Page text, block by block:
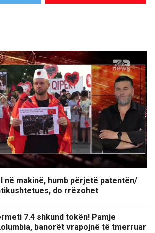
në makinë, humb përjetë patentën/
do rrëzohet
7.4 shkund tokën! Pamje
banorët vrapojnë të tmerruar